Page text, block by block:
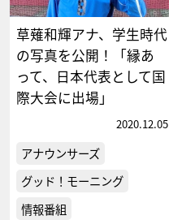
草薙和輝アナ、学生時代
の写真を公開！「縁あ
って、日本代表として国
際大会に出場」
2020.12.05
アナウンサーズ
グッド！モーニング
情報番組